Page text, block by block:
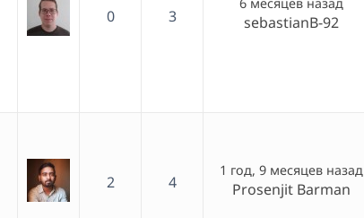
0 3
6 месяцев назад
sebastianB-92
2 4
1 год, 9 месяцев назад
Prosenjit Barman